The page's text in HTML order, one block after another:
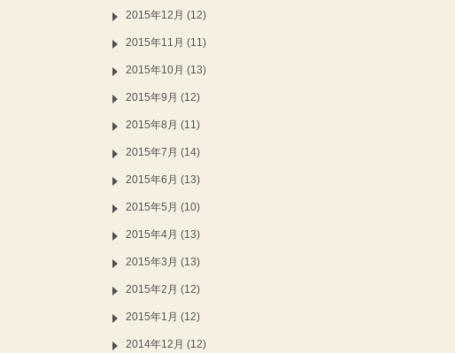
2015年12月 (12)
2015年11月 (11)
2015年10月 (13)
2015年9月 (12)
2015年8月 (11)
2015年7月 (14)
2015年6月 (13)
2015年5月 (10)
2015年4月 (13)
2015年3月 (13)
2015年2月 (12)
2015年1月 (12)
2014年12月 (12)